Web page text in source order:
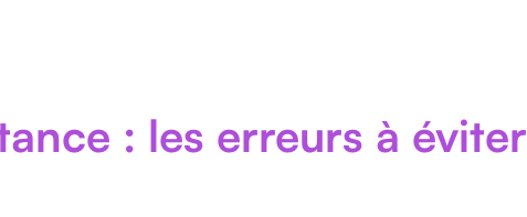
: les erreurs à éviter